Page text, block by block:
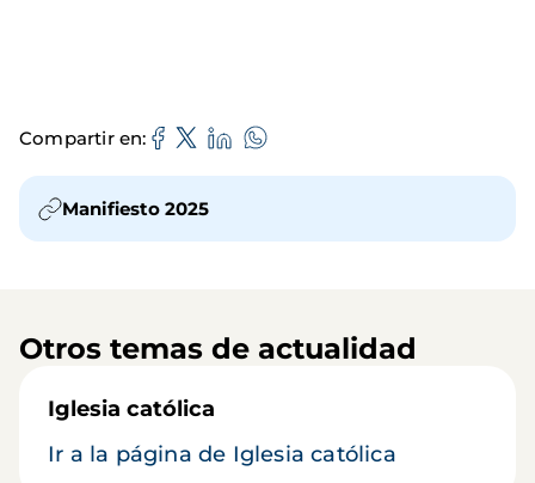
Compartir en
Manifiesto 2025
Otros temas de actualidad
Iglesia católica
Ir a la página de Iglesia católica